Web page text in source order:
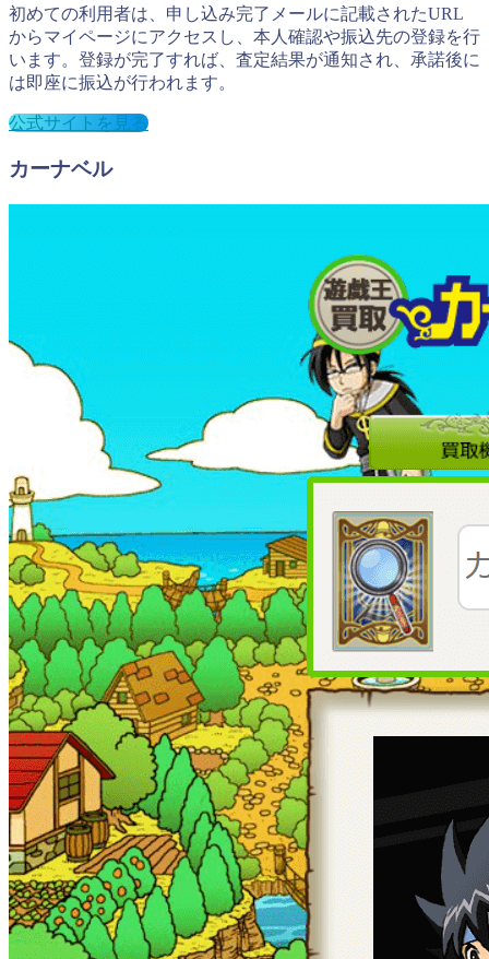
初めての利用者は、申し込み完了メールに記載されたURL
からマイページにアクセスし、本人確認や振込先の登録を行
います。登録が完了すれば、査定結果が通知され、承諾後に
は即座に振込が行われます。
公式サイトを見る
カーナベル